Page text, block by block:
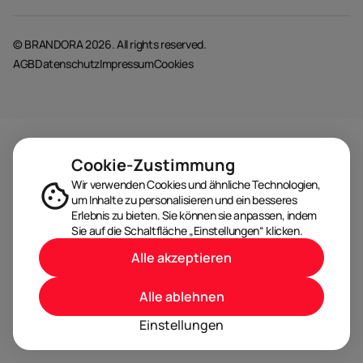
© BRANDORA 2026. All rights reserved.
AGBDatenschutzImpressumCookies
Cookie-Zustimmung
Wir verwenden Cookies und ähnliche Technologien,
um Inhalte zu personalisieren und ein besseres
Erlebnis zu bieten. Sie können sie anpassen, indem
Sie auf die Schaltfläche „Einstellungen“ klicken.
Einstellungen
Alle ablehnen
Alle akzeptieren